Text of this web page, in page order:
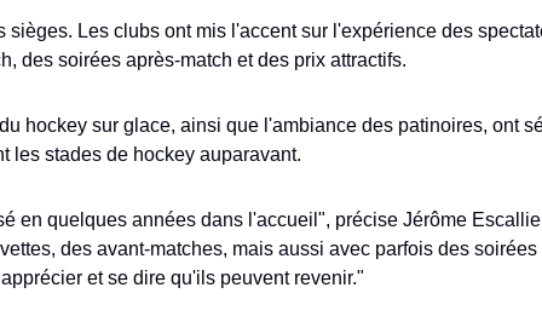
sièges. Les clubs ont mis l'accent sur l'expérience des
des soirées après-match et des prix attractifs.
hockey sur glace, ainsi que l'ambiance des patinoires, ont
les stades de hockey auparavant.
en quelques années dans l'accueil", précise Jérôme
des avant-matches, mais aussi avec parfois des
et se dire qu'ils peuvent revenir."